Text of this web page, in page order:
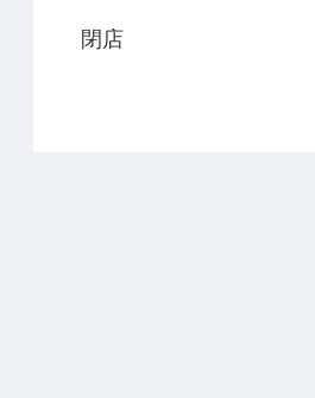
閉店